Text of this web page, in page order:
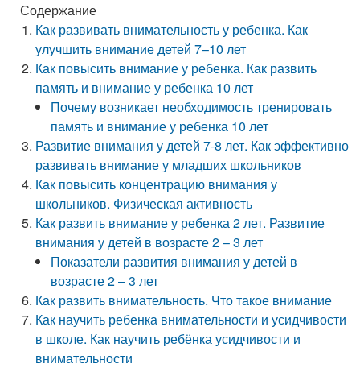
Содержание
Как развивать внимательность у ребенка. Как
улучшить внимание детей 7–10 лет
Как повысить внимание у ребенка. Как развить
память и внимание у ребенка 10 лет
Почему возникает необходимость тренировать
память и внимание у ребенка 10 лет
Развитие внимания у детей 7-8 лет. Как эффективно
развивать внимание у младших школьников
Как повысить концентрацию внимания у
школьников. Физическая активность
Как развить внимание у ребенка 2 лет. Развитие
внимания у детей в возрасте 2 – 3 лет
Показатели развития внимания у детей в
возрасте 2 – 3 лет
Как развить внимательность. Что такое внимание
Как научить ребенка внимательности и усидчивости
в школе. Как научить ребёнка усидчивости и
внимательности